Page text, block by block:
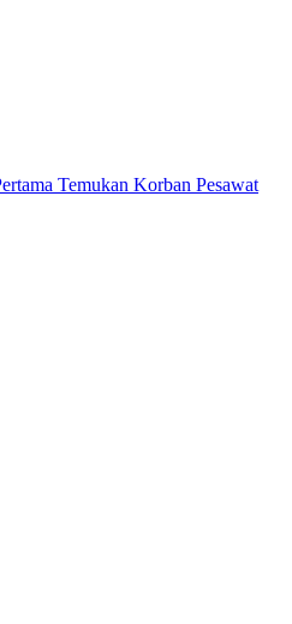
Temukan Korban Pesawat